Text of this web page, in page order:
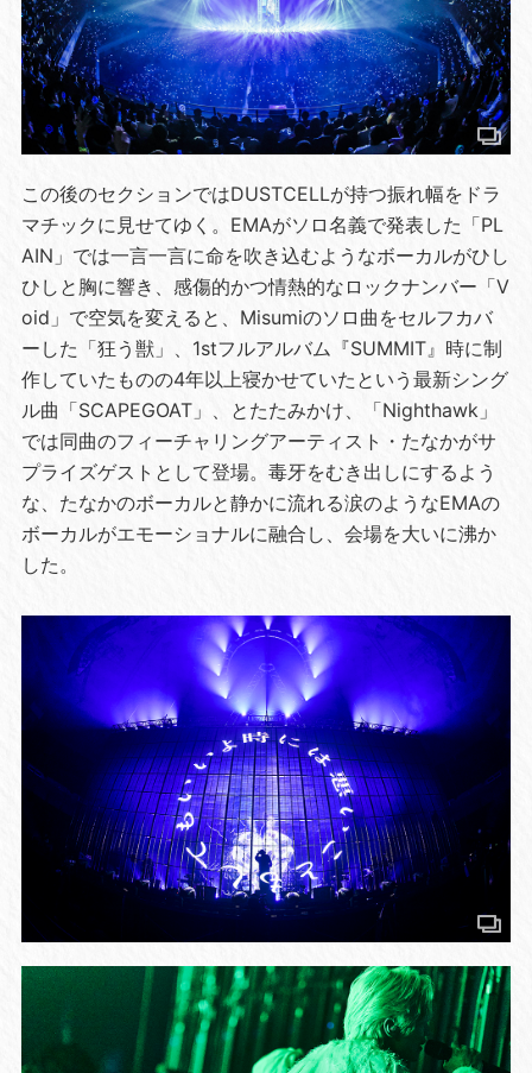
この後のセクションではDUSTCELLが持つ振れ幅をドラ
マチックに見せてゆく。EMAがソロ名義で発表した「PL
AIN」では一言一言に命を吹き込むようなボーカルがひし
ひしと胸に響き、感傷的かつ情熱的なロックナンバー「V
oid」で空気を変えると、Misumiのソロ曲をセルフカバ
ーした「狂う獣」、1stフルアルバム『SUMMIT』時に制
作していたものの4年以上寝かせていたという最新シング
ル曲「SCAPEGOAT」、とたたみかけ、「Nighthawk」
では同曲のフィーチャリングアーティスト・たなかがサ
プライズゲストとして登場。毒牙をむき出しにするよう
な、たなかのボーカルと静かに流れる涙のようなEMAの
ボーカルがエモーショナルに融合し、会場を大いに沸か
した。